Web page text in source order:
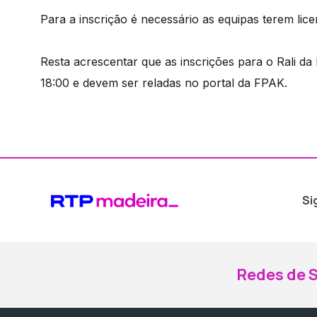
Para a inscrição é necessário as equipas terem
Resta acrescentar que as inscrições para o Rali
18:00 e devem ser reladas no portal da FPAK.
Redes de